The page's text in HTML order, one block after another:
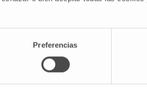
Preferencias
de 80 ans présenteront
de la prostate. La
est de 29 %.
Il
80 ans.